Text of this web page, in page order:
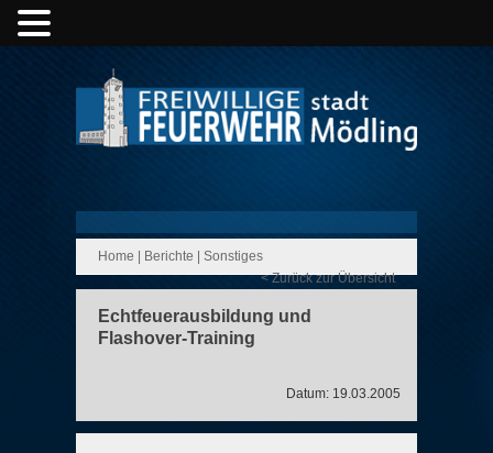
Home Berichte
Sonstiges
< Zurück zur Übersicht
Echtfeuerausbildung und
Flashover-Training
Datum: 19.03.2005